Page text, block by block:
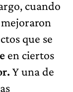
cuando
que se
en ciertos
Y una de